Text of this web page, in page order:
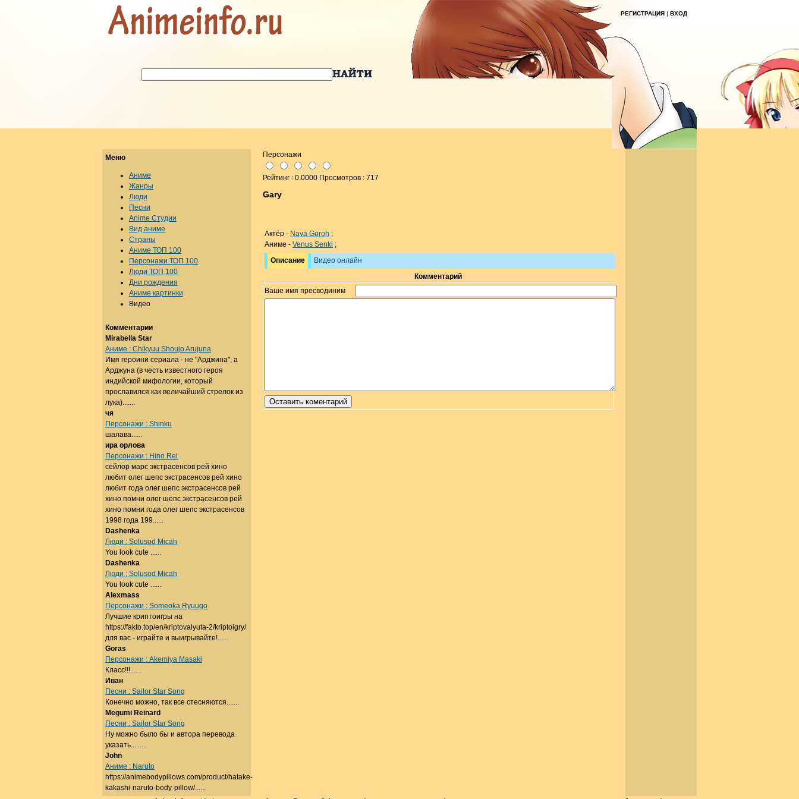
РЕГИСТРАЦИЯ | ВХОД
Персонажи
Рейтинг : 0.0000 Просмотров : 717
Gary
Актёр - Naya Goroh ;
Аниме - Venus Senki ;
Описание
Видео онлайн
Комментарий
Ваше имя пресводиним
Меню
Аниме
Жанры
Люди
Песни
Anime Студии
Вид аниме
Страны
Аниме ТОП 100
Персонажи ТОП 100
Люди ТОП 100
Дни рождения
Аниме картинки
Видео
Комментарии
Mirabella Star
Аниме : Chikyuu Shoujo Arujuna
Имя героини сериала - не "Арджина", а
Арджуна (в честь известного героя
индийской мифологии, который
прославился как величайший стрелок из
лука).......
чя
Персонажи : Shinku
шалава......
ира орлова
Персонажи : Hino Rei
сейлор марс экстрасенсов рей хино
любит олег шепс экстрасенсов рей хино
любит года олег шепс экстрасенсов рей
хино помни олег шепс экстрасенсов рей
хино помни года олег шепс экстрасенсов
1998 года 199......
Dashenka
Люди : Solusod Micah
You look cute ......
Dashenka
Люди : Solusod Micah
You look cute ......
Alexmass
Персонажи : Someoka Ryuugo
Лучшие криптоигры на
https://fakto.top/en/kriptovalyuta-2/kriptoigry/
для вас - играйте и выигрывайте!......
Goras
Персонажи : Akemiya Masaki
Класс!!!......
Иван
Песни : Sailor Star Song
Конечно можно, так все стесняются.......
Megumi Reinard
Песни : Sailor Star Song
Ну можно было бы и автора перевода
указать.........
John
Аниме : Naruto
https://animebodypillows.com/product/hatake-
kakashi-naruto-body-pillow/......